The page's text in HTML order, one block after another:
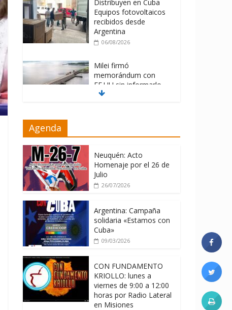
Distribuyen en Cuba
Equipos fotovoltaicos
recibidos desde
Argentina
06/08/2026
Milei firmó
memorándum con
EE.UU sin informarlo
04/08/2026
EEUU contra Cuba
cooperación militar con
Rusia y China
06/08/2026
Agenda
Neuquén: Acto
Homenaje por el 26 de
Julio
26/07/2026
Argentina: Campaña
solidaria «Estamos con
Cuba»
09/03/2026
CON FUNDAMENTO
KRIOLLO: lunes a
viernes de 9:00 a 12:00
horas por Radio Lateral
en Misiones